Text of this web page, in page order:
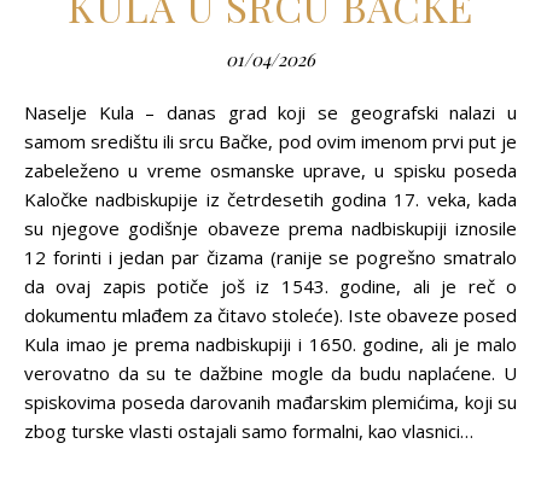
01/04/2026
Naselje Kula – danas grad koji se geografski nalazi u
samom središtu ili srcu Bačke, pod ovim imenom prvi put je
zabeleženo u vreme osmanske uprave, u spisku poseda
Kaločke nadbiskupije iz četrdesetih godina 17. veka, kada
su njegove godišnje obaveze prema nadbiskupiji iznosile
12 forinti i jedan par čizama (ranije se pogrešno smatralo
da ovaj zapis potiče još iz 1543. godine, ali je reč o
dokumentu mlađem za čitavo stoleće). Iste obaveze posed
Kula imao je prema nadbiskupiji i 1650. godine, ali je malo
verovatno da su te dažbine mogle da budu naplaćene. U
spiskovima poseda darovanih mađarskim plemićima, koji su
zbog turske vlasti ostajali samo formalni, kao vlasnici…